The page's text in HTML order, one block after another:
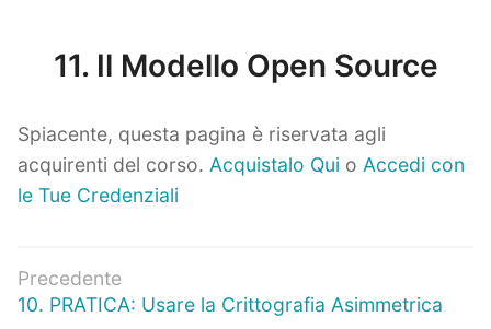
11. Il Modello Open Source
Spiacente, questa pagina è riservata agli
acquirenti del corso. Acquistalo Qui o Accedi con
le Tue Credenziali
Navigazione
articoli
Precedente
Articolo
10. PRATICA: Usare la Crittografia Asimmetrica